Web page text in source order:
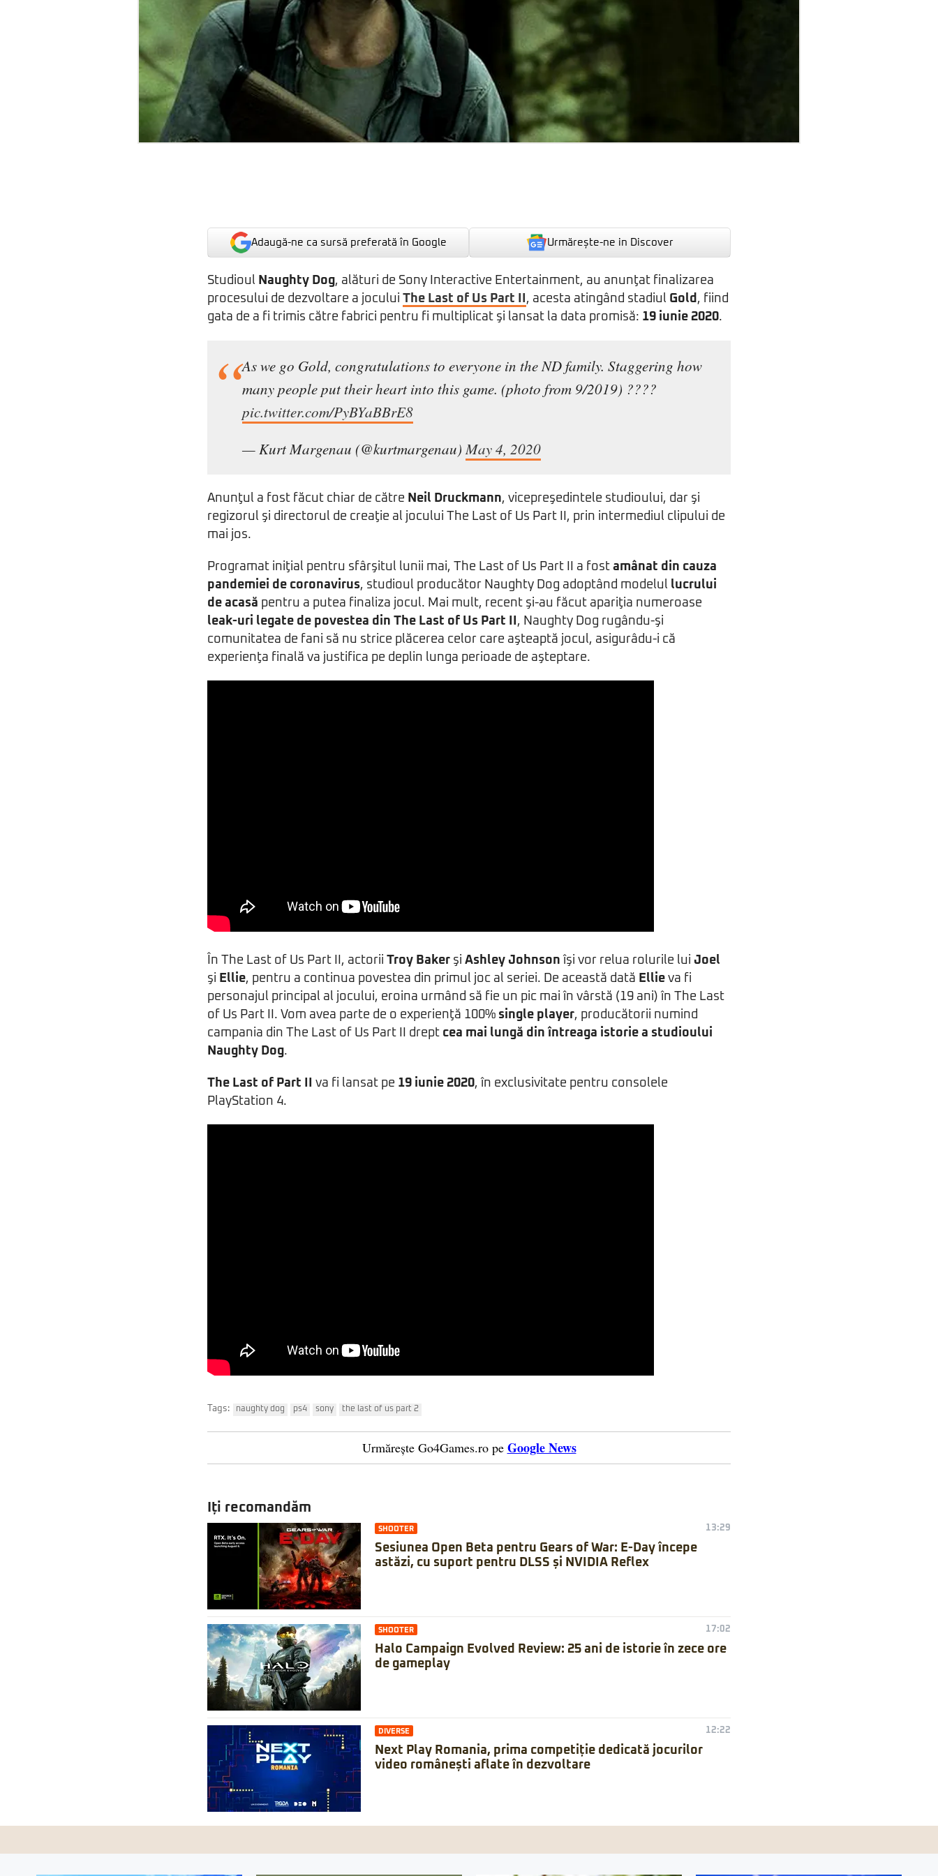
Adaugă-ne ca sursă preferată în Google Urmărește-ne in Discover
Studioul Naughty Dog, alături de Sony Interactive Entertainment, au anunţat finalizarea
procesului de dezvoltare a jocului The Last of Us Part II , acesta atingând stadiul Gold , fiind
gata de a fi trimis către fabrici pentru fi multiplicat şi lansat la data promisă: 19 iunie 2020.
As we go Gold, congratulations to everyone in the ND family. Staggering how
many people put their heart into this game. (photo from 9/2019) ????
pic.twitter.com/PyBYaBBrE8
— Kurt Margenau (@kurtmargenau)May 4, 2020
Anunţul a fost făcut chiar de către Neil Druckmann, vicepreşedintele studioului, dar şi
regizorul şi directorul de creaţie al jocului The Last of Us Part II, prin intermediul clipului de
mai jos.
Programat iniţial pentru sfârşitul lunii mai, The Last of Us Part II a fost amânat din cauza
pandemiei de coronavirus, studioul producător Naughty Dog adoptând modelul lucrului
de acasă pentru a putea finaliza jocul. Mai mult, recent şi-au făcut apariţia numeroase
leak-uri legate de povestea din The Last of Us Part II , Naughty Dog rugându-şi
comunitatea de fani să nu strice plăcerea celor care aşteaptă jocul, asigurâdu-i că
experienţa finală va justifica pe deplin lunga perioade de aşteptare.
În The Last of Us Part II, actorii Troy Baker şi Ashley Johnson îşi vor relua rolurile lui Joel
şi Ellie, pentru a continua povestea din primul joc al seriei. De această dată Ellie va fi
personajul principal al jocului, eroina urmând să fie un pic mai în vârstă (19 ani) în The Last
of Us Part II. Vom avea parte de o experienţă 100% single player, producătorii numind
campania din The Last of Us Part II drept cea mai lungă din întreaga istorie a studioului
Naughty Dog.
The Last of Part II va fi lansat pe 19 iunie 2020, în exclusivitate pentru consolele
PlayStation 4.
Tags: naughty dog ps4 sony the last of us part 2
Urmărește Go4Games.ro pe Google News
Iți recomandăm
SHOOTER 13:29
Sesiunea Open Beta pentru Gears of War: E-Day începe
astăzi, cu suport pentru DLSS și NVIDIA Reflex
SHOOTER 17:02
Halo Campaign Evolved Review: 25 ani de istorie în zece ore
de gameplay
DIVERSE 12:22
Next Play Romania, prima competiție dedicată jocurilor
video românești aflate în dezvoltare